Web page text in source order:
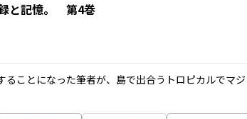
と記憶。 第4巻
ことになった筆者が、島で出合うトロピカルでマジ